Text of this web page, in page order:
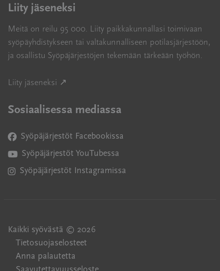
Liity jäseneksi
Meitä on reilu 95 000. Liity paikkakunnallasi toimivaan
syöpäyhdistykseen tai valtakunnalliseen potilasjärjestöön,
ja osallistu Syöpäjärjestöjen tekemään tärkeään työhön.
Liity jäseneksi ↗
Sosiaalisessa mediassa
Syöpäjärjestöt Facebookissa
Avautuu uuteen ikkunaan
Syöpäjärjestöt YouTubessa
Avautuu uuteen ikkunaan
Syöpäjärjestöt Instagramissa
Avautuu uuteen ikkunaan
Kaikki syövästä © 2026
Tietosuojaselosteet
Anna palautetta